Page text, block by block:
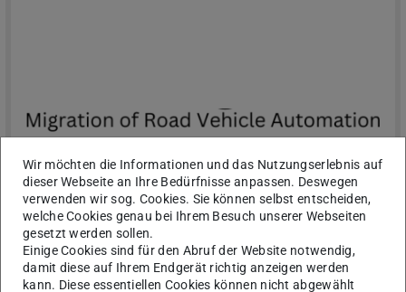
Migration der
Straßenfahrzeugautomatisierung
Im Projekt „Migration der Straßenfahrzeugautomatisierung“
Wir möchten die Informationen und das Nutzungserlebnis auf
dieser Webseite an Ihre Bedürfnisse anpassen. Deswegen
verwenden wir sog. Cookies. Sie können selbst entscheiden,
welche Cookies genau bei Ihrem Besuch unserer Webseiten
gesetzt werden sollen.
Einige Cookies sind für den Abruf der Website notwendig,
damit diese auf Ihrem Endgerät richtig anzeigen werden
kann. Diese essentiellen Cookies können nicht abgewählt